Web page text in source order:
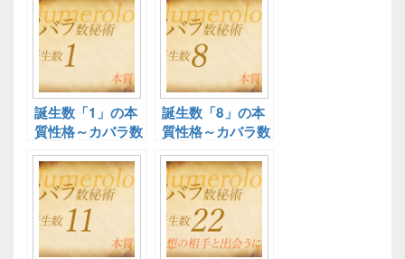
誕生数「1」の本
質性格～カバラ数
秘術～
誕生数「8」の本
質性格～カバラ数
秘術～